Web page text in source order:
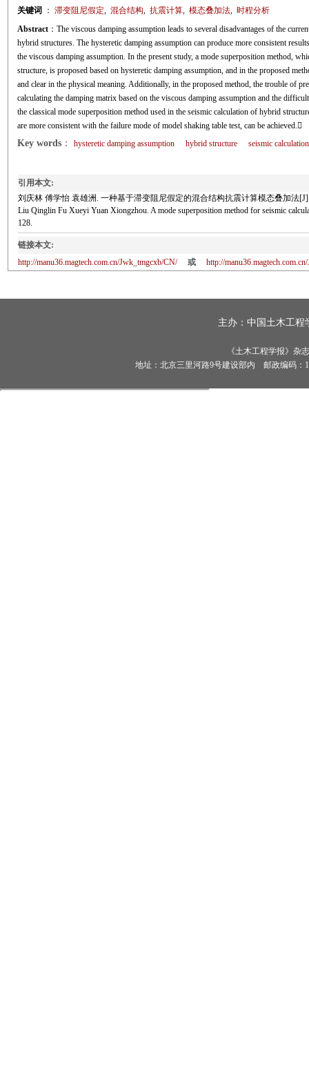
关键词
： 滞变阻尼假定, 混合结构, 抗震计算, 模态叠加法, 时程分析
Abstract：The viscous damping assumption leads to several disadvantages of the
hybrid structures. The hysteretic damping assumption can produce more consistent
the viscous damping assumption. In the present study, a mode superposition method,
structure, is proposed based on hysteretic damping assumption, and in the proposed
and clear in the physical meaning. Additionally, in the proposed method, the trouble of
calculating the damping matrix based on the viscous damping assumption and the
the classical mode superposition method used in the seismic calculation of hybrid
are more consistent with the failure mode of model shaking table test, can be achieved.
Key words： hysteretic damping assumption hybrid structure seismic calculation
引用本文:
刘庆林 傅学怡 袁雄洲. 一种基于滞变阻尼假定的混合结构抗震计算模态叠加法
Liu Qinglin Fu Xueyi Yuan Xiongzhou. A mode superposition method for seismic
128.
链接本文:
http://manu36.magtech.com.cn/Jwk_tmgcxb/CN/
或 http://
主办： 中国土木工程
《土木工程学报》杂
地址：北京三里河路9号建设部内 邮政编码